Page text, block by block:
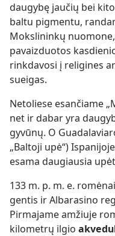
daugybę jaučių bei
baltu pigmentu,
Mokslininkų
pavaizduotos
rinkdavosi į religines
sueigas.
Netoliese esančiame
net ir dabar yra
gyvūnų. O
„Baltoji upė“)
esama daugiausia
133 m. p. m. e.
gentis ir Albarasino
Pirmajame amžiuje
kilometrų ilgio